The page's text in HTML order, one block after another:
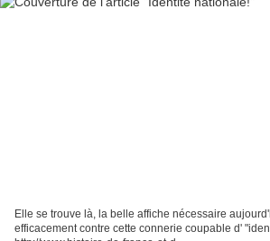
Elle se trouve là, la belle affiche nécessaire
efficacement contre cette connerie coupable d'